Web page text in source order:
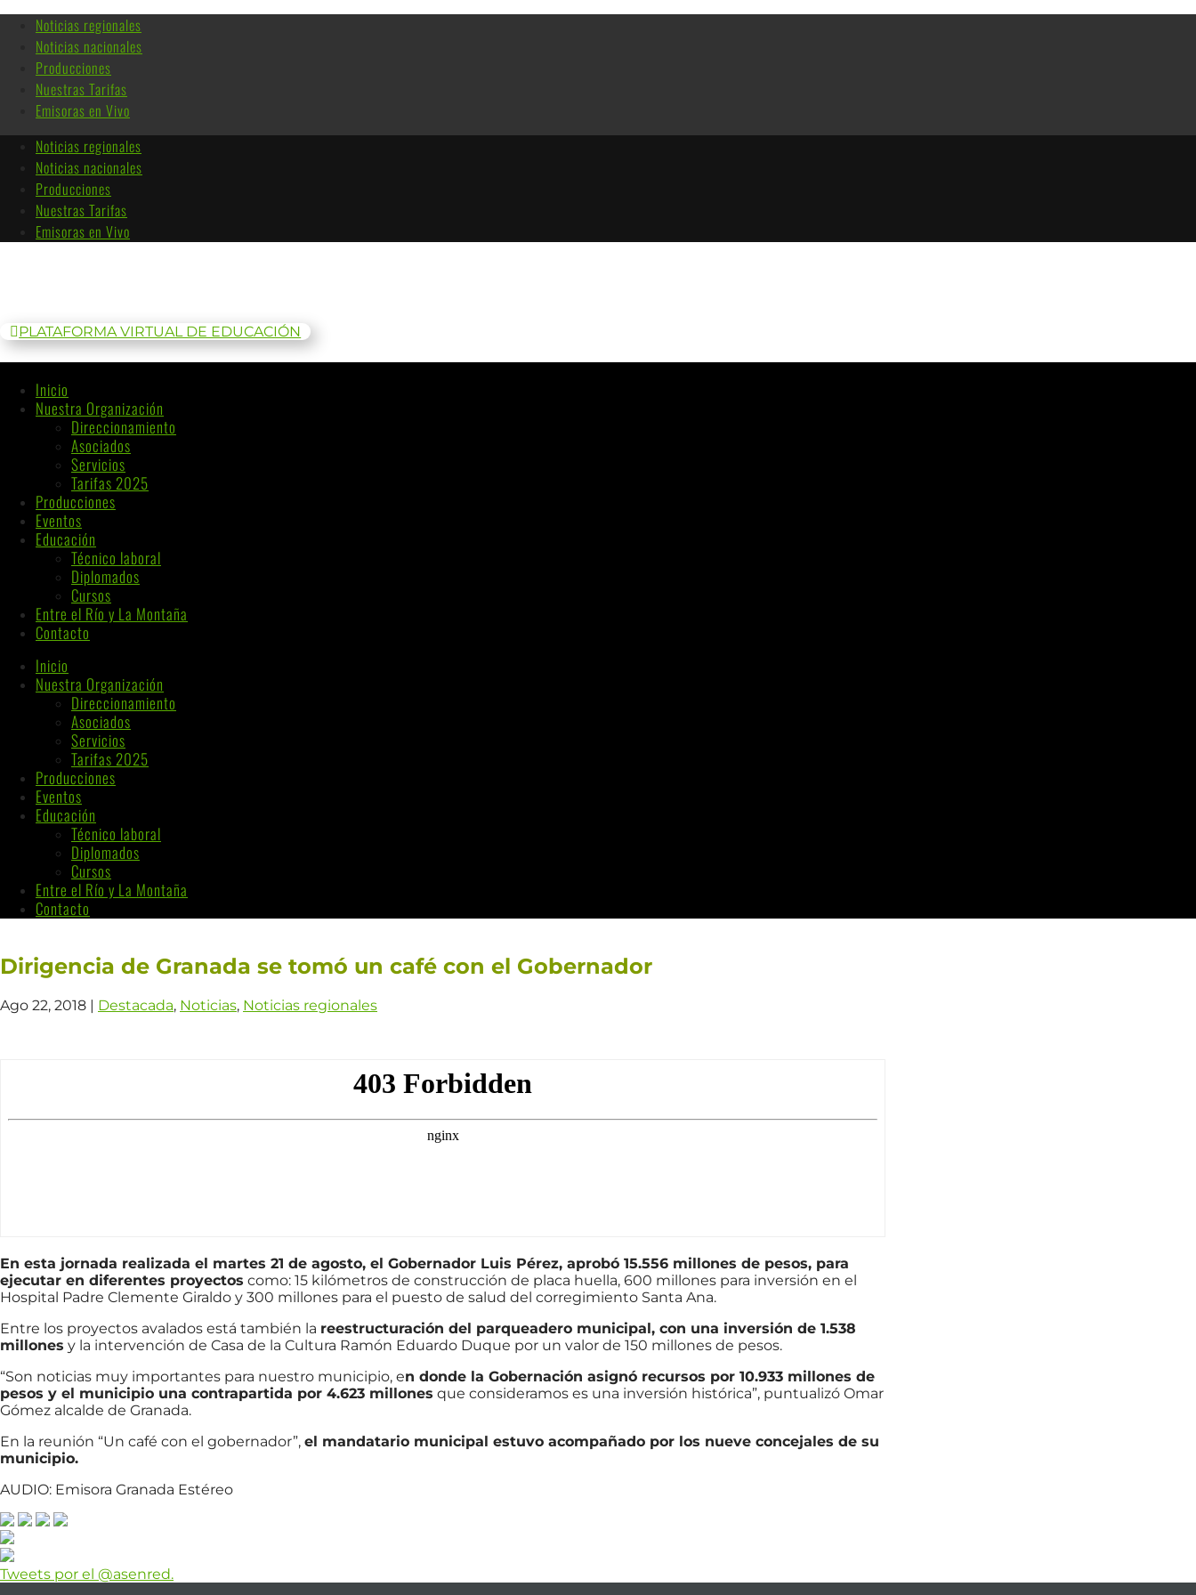
Noticias regionales
Noticias nacionales
Producciones
Nuestras Tarifas
Emisoras en Vivo
Noticias regionales
Noticias nacionales
Producciones
Nuestras Tarifas
Emisoras en Vivo
PLATAFORMA VIRTUAL DE EDUCACIÓN
Inicio
Nuestra Organización
Direccionamiento
Asociados
Servicios
Tarifas 2025
Producciones
Eventos
Educación
Técnico laboral
Diplomados
Cursos
Entre el Río y La Montaña
Contacto
Inicio
Nuestra Organización
Direccionamiento
Asociados
Servicios
Tarifas 2025
Producciones
Eventos
Educación
Técnico laboral
Diplomados
Cursos
Entre el Río y La Montaña
Contacto
Dirigencia de Granada se tomó un café con el Gobernador
Ago 22, 2018 | Destacada, Noticias, Noticias regionales
En esta jornada realizada el martes 21 de agosto, el Gobernador Luis Pérez, aprobó 15.556 millones de pesos, para
ejecutar en diferentes proyectos como: 15 kilómetros de construcción de placa huella, 600 millones para inversión en el
Hospital Padre Clemente Giraldo y 300 millones para el puesto de salud del corregimiento Santa Ana.
Entre los proyectos avalados está también la reestructuración del parqueadero municipal, con una inversión de 1.538
millones y la intervención de Casa de la Cultura Ramón Eduardo Duque por un valor de 150 millones de pesos.
“Son noticias muy importantes para nuestro municipio, en donde la Gobernación asignó recursos por 10.933 millones de
pesos y el municipio una contrapartida por 4.623 millones que consideramos es una inversión histórica”, puntualizó Omar
Gómez alcalde de Granada.
En la reunión “Un café con el gobernador”, el mandatario municipal estuvo acompañado por los nueve concejales de su
municipio.
AUDIO: Emisora Granada Estéreo
Tweets por el @asenred.